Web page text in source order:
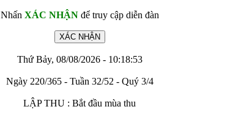
Nhấn XÁC NHẬNđể truy cập diễn đàn
Thứ Bảy, 08/08/2026 - 10:18:53
Ngày 220/365 - Tuần 32/52 - Quý 3/4
LẬP THU : Bắt đầu mùa thu